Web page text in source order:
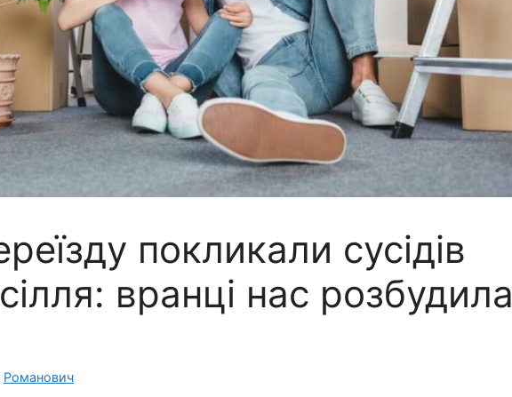
покликали сусідів
вранці нас розбудила
Романович